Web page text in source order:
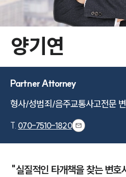
양기연
Partner Attorney
형사/성범죄/음주교통사고전문
T. 070-7510-1820
"실질적인 타개책을 찾는 변호